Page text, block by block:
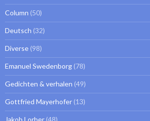
Column (50)
Deutsch (32)
Diverse (98)
Emanuel Swedenborg (78)
Gedichten & verhalen (49)
Gottfried Mayerhofer (13)